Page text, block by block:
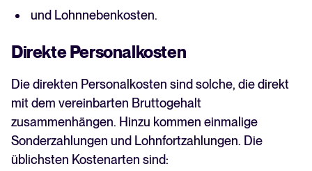
und Lohnnebenkosten.
Direkte Personalkosten
Die direkten Personalkosten sind solche, die direkt
mit dem vereinbarten Bruttogehalt
zusammenhängen. Hinzu kommen einmalige
Sonderzahlungen und Lohnfortzahlungen. Die
üblichsten Kostenarten sind: